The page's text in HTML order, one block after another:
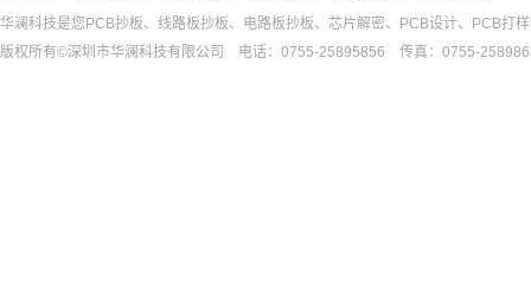
华澜科技是您PCB抄板、线路板抄板、电路板抄板、芯片解密、PCB设计、PCB
版权所有©深圳市华澜科技有限公司 电话：0755-25895856 传真：0755-